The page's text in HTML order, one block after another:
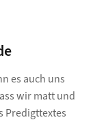
es auch uns
wir matt und
Predigttextes